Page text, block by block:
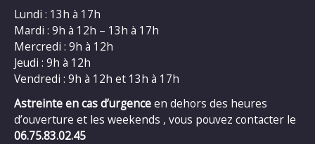
Lundi : 13h à 17h
Mardi : 9h à 12h – 13h à 17h
Mercredi : 9h à 12h
Jeudi : 9h à 12h
Vendredi : 9h à 12h et 13h à 17h
Astreinte en cas d’urgenceen dehors des heures
d’ouverture et les weekends , vous pouvez contacter le
06.75.83.02.45